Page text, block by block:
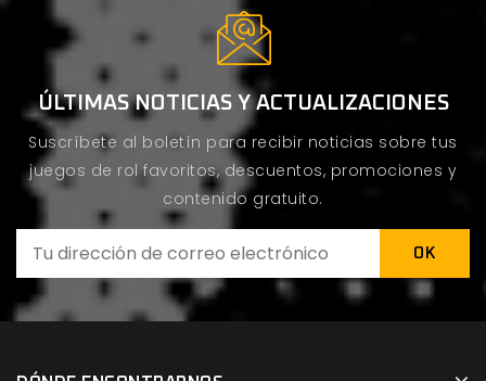
ÚLTIMAS NOTICIAS Y ACTUALIZACIONES
Suscríbete al boletín para recibir noticias sobre tus
juegos de rol favoritos, descuentos, promociones y
contenido gratuito.